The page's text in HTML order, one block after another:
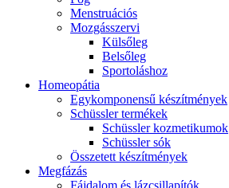
Menstruációs
Mozgásszervi
Külsőleg
Belsőleg
Sportoláshoz
Homeopátia
Egykomponensű készítmények
Schüssler termékek
Schüssler kozmetikumok
Schüssler sók
Összetett készítmények
Megfázás
Fájdalom és lázcsillapítók